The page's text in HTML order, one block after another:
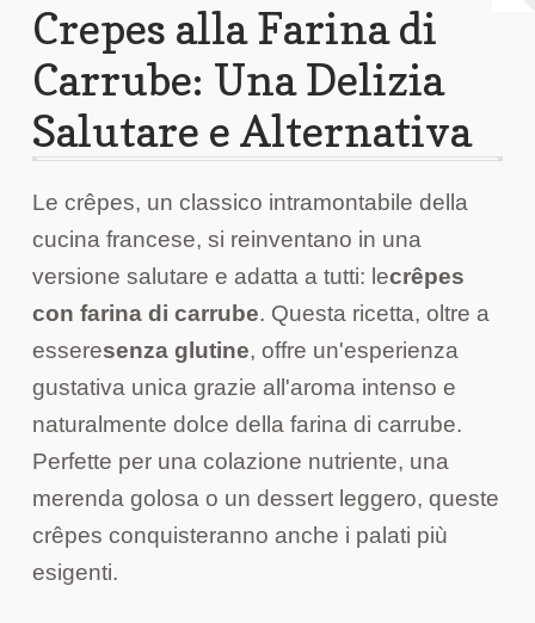
Crepes alla Farina di
Carrube: Una Delizia
Salutare e Alternativa
Le crêpes, un classico intramontabile della
cucina francese, si reinventano in una
versione salutare e adatta a tutti: lecrêpes
con farina di carrube. Questa ricetta, oltre a
esseresenza glutine, offre un'esperienza
gustativa unica grazie all'aroma intenso e
naturalmente dolce della farina di carrube.
Perfette per una colazione nutriente, una
merenda golosa o un dessert leggero, queste
crêpes conquisteranno anche i palati più
esigenti.